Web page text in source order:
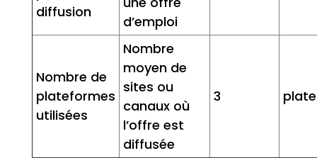
diffusion
d’emploi
Nombre de
plateformes
utilisées
Nombre
moyen de
sites ou
canaux où
l’offre est
diffusée
3